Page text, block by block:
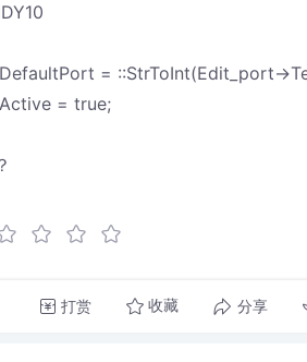
= ::StrToInt(Edit_port-
= true;
打赏 收藏 分享